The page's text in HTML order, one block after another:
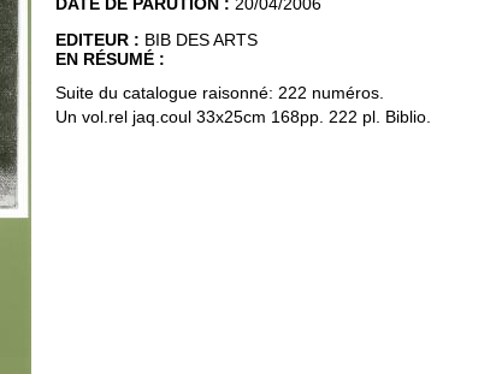
EDITEUR : BIB DES ARTS
EN RÉSUMÉ :
Suite du catalogue raisonné: 222 numéros.
Un vol.rel jaq.coul 33x25cm 168pp. 222 pl. Biblio.